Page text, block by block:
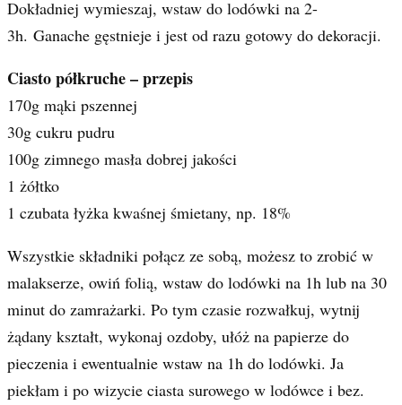
Dokładniej wymieszaj, wstaw do lodówki na 2-
3h. Ganache gęstnieje i jest od razu gotowy do dekoracji.
Ciasto półkruche – przepis
170g mąki pszennej
30g cukru pudru
100g zimnego masła dobrej jakości
1 żółtko
1 czubata łyżka kwaśnej śmietany, np. 18%
Wszystkie składniki połącz ze sobą, możesz to zrobić w
malakserze, owiń folią, wstaw do lodówki na 1h lub na 30
minut do zamrażarki. Po tym czasie rozwałkuj, wytnij
żądany kształt, wykonaj ozdoby, ułóż na papierze do
pieczenia i ewentualnie wstaw na 1h do lodówki. Ja
piekłam i po wizycie ciasta surowego w lodówce i bez.